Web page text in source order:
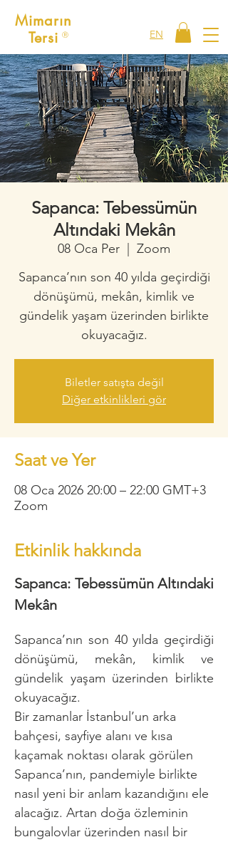
Ⓡ
Mimarın
Tersi
EN
Sapanca: Tebessümün
Altındaki Mekân
08 Oca Per
  |
Zoom
Sapanca’nın son 40 yılda geçirdiği
dönüşümü, mekân, kimlik ve
gündelik yaşam üzerinden birlikte
okuyacağız.
Biletler satışta değil
Diğer etkinlikleri gör
Saat ve Yer
08 Oca 2026 20:00 – 22:00 GMT+3
Zoom
Etkinlik hakkında
Sapanca: Tebessümün Altındaki
Mekân
Sapanca’nın son 40 yılda geçirdiği
dönüşümü, mekân, kimlik ve
gündelik yaşam üzerinden birlikte
okuyacağız.
Bir zamanlar İstanbul’un arka
bahçesi, sayfiye alanı ve kısa
kaçamak noktası olarak görülen
Sapanca’nın, pandemiyle birlikte
nasıl yeni bir anlam kazandığını ele
alacağız. Artan doğa özleminin
bungalovlar üzerinden nasıl bir